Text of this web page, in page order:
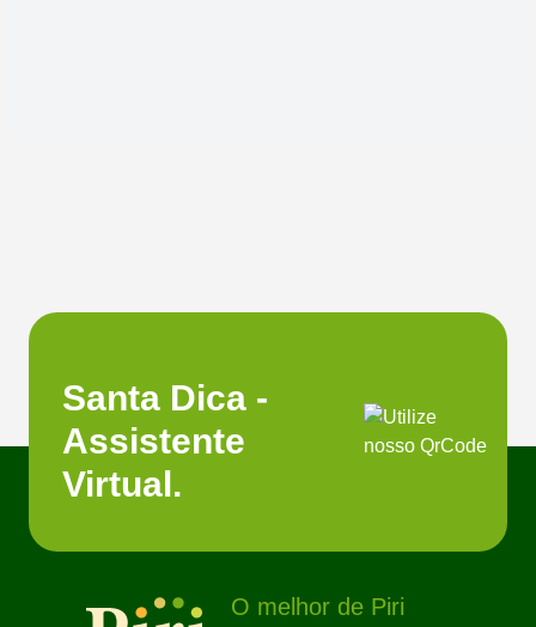
Santa Dica -
Assistente
Virtual.
O melhor de Piri